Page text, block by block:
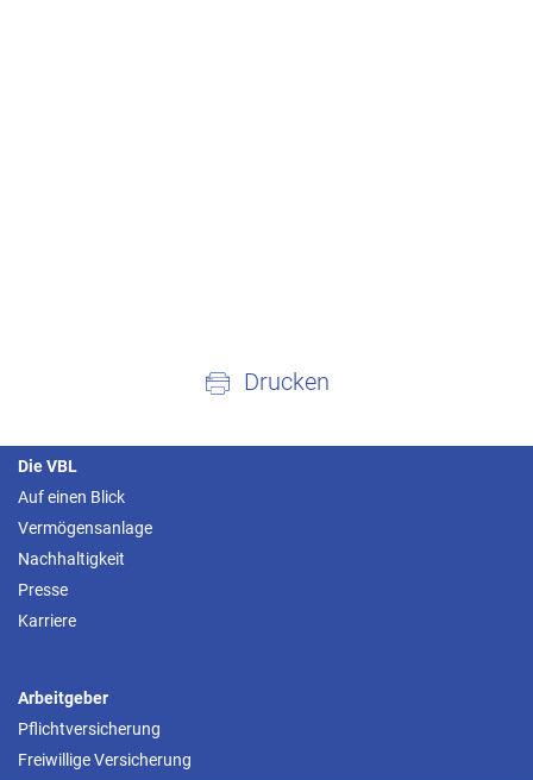
Drucken
Die VBL
Auf einen Blick
Vermögensanlage
Nachhaltigkeit
Presse
Karriere
Arbeitgeber
Pflichtversicherung
Freiwillige Versicherung